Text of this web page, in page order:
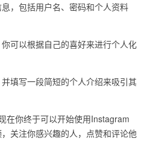
包括用户名、密码和个人资料
以根据自己的喜好来进行个人化
写一段简短的个人介绍来吸引其
你终于可以开始使用Instagram
关注你感兴趣的人，点赞和评论他